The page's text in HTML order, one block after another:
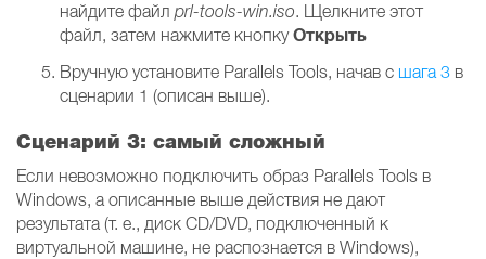
найдите файл prl-tools-win.iso. Щелкните этот
файл, затем нажмите кнопкуОткрыть
Вручную установите Parallels Tools, начав с шага 3 в
сценарии 1 (описан выше).
Сценарий 3: самый сложный
Если невозможно подключить образ Parallels Tools в
Windows, а описанные выше действия не дают
результата (т. е., диск CD/DVD, подключенный к
виртуальной машине, не распознается в Windows),